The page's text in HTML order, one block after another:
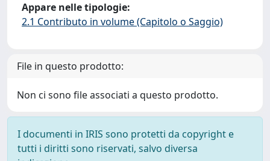
Appare nelle tipologie:
2.1 Contributo in volume (Capitolo o Saggio)
File in questo prodotto:
Non ci sono file associati a questo prodotto.
I documenti in IRIS sono protetti da copyright e
tutti i diritti sono riservati, salvo diversa